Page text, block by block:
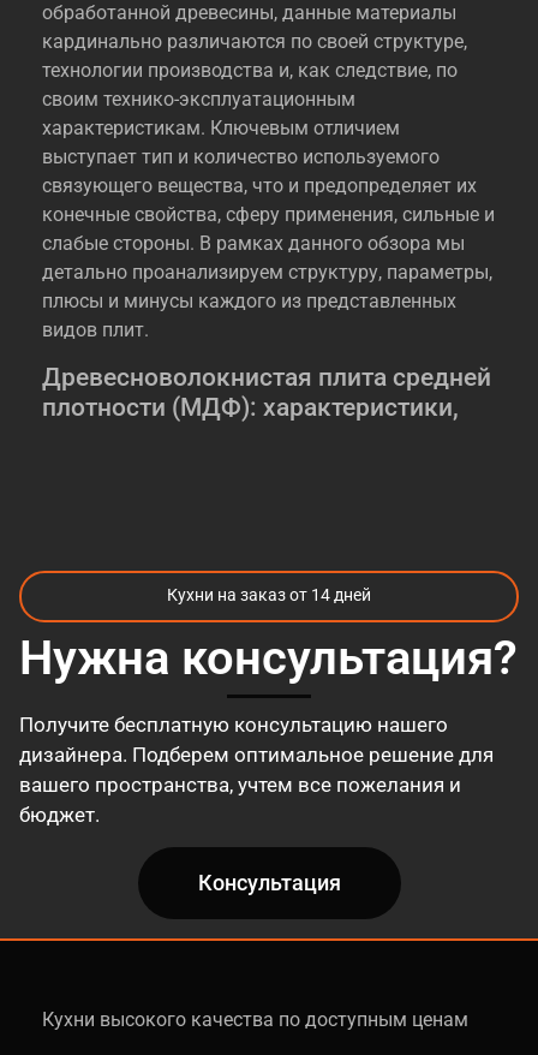
обработанной древесины, данные материалы
кардинально различаются по своей структуре,
технологии производства и, как следствие, по
своим технико-эксплуатационным
характеристикам. Ключевым отличием
выступает тип и количество используемого
связующего вещества, что и предопределяет их
конечные свойства, сферу применения, сильные и
слабые стороны. В рамках данного обзора мы
детально проанализируем структуру, параметры,
плюсы и минусы каждого из представленных
видов плит.
Древесноволокнистая плита средней
плотности (МДФ): характеристики,
формирования полотна предполагает
воздействие высокой температуры и
значительного давления. В качестве связующего
звена между волокнами выступают
модифицированные карбамидные смолы,
включающие парафин и меламин. Именно
применение таких смол позволяет
соединений, делая итоговый продукт
экологически безопасным; класс эмиссии
вредных веществ соответствует натуральному
Аббревиатура МДФ является прямой
указывает на средний показатель плотности
Кухни на заказ от 14 дней
Нужна консультация?
Получите бесплатную консультацию нашего
дизайнера. Подберем оптимальное решение для
вашего пространства, учтем все пожелания и
бюджет.
Консультация
Кухни высокого качества по доступным ценам